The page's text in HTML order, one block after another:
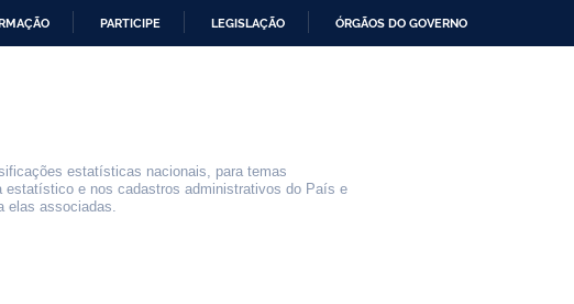
PARTICIPE LEGISLAÇÃO ÓRGÃOS DO GOVERNO
estatísticas nacionais, para temas
estatístico e nos cadastros administrativos do País e
elas associadas.